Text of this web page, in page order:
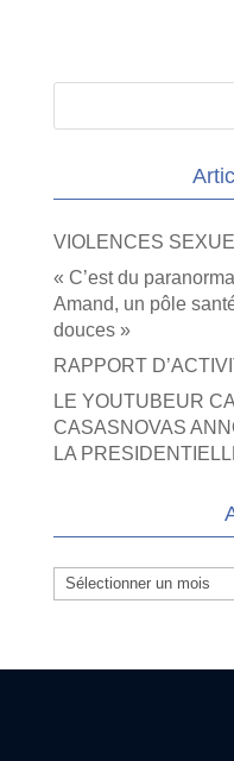
VIOLENCES
« C’est du
Amand, un pôle
douces »
RAPPORT
LE YOUTUBEUR
CASASNOVAS
LA
Archives